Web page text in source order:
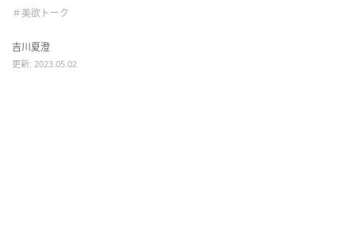
＃美欲トーク
吉川夏澄
更新: 2023.05.02